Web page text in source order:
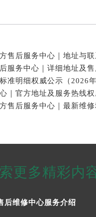
更多精彩内
后维修中心服务介绍